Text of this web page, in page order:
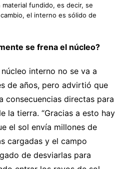
fundido, es decir, se
el interno es sólido de
se frena el núcleo?
interno no se va a
de años, pero advirtió que
consecuencias directas para
la tierra. “Gracias a esto hay
el sol envía millones de
cargadas y el campo
de desviarlas para